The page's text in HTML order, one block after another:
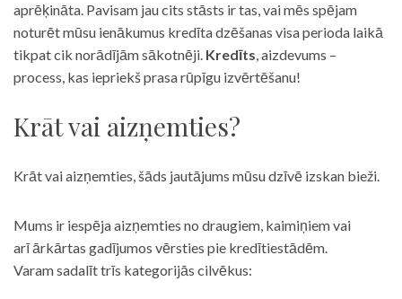
aprēķināta. Pavisam jau cits stāsts ir tas, vai mēs spējam
noturēt mūsu ienākumus kredīta dzēšanas visa perioda laikā
tikpat cik norādījām sākotnēji. Kredīts, aizdevums –
process, kas iepriekš prasa rūpīgu izvērtēšanu!
Krāt vai aizņemties?
Krāt vai aizņemties, šāds jautājums mūsu dzīvē izskan bieži.
Mums ir iespēja aizņemties no draugiem, kaimiņiem vai
arī ārkārtas gadījumos vērsties pie kredītiestādēm.
Varam sadalīt trīs kategorijās cilvēkus: